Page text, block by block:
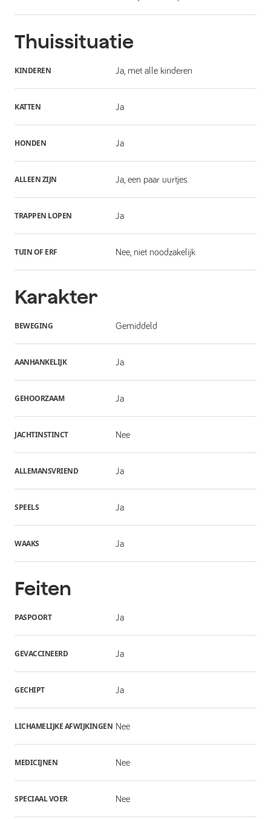
Thuissituatie
KINDEREN Ja, met alle kinderen
KATTEN Ja
HONDEN Ja
ALLEEN ZIJN Ja, een paar uurtjes
TRAPPEN LOPEN Ja
TUIN OF ERF Nee, niet noodzakelijk
Karakter
BEWEGING Gemiddeld
AANHANKELIJK Ja
GEHOORZAAM Ja
JACHTINSTINCT Nee
ALLEMANSVRIEND Ja
SPEELS Ja
WAAKS Ja
Feiten
PASPOORT Ja
GEVACCINEERD Ja
GECHIPT Ja
LICHAMELIJKE AFWIJKINGEN Nee
MEDICIJNEN Nee
SPECIAAL VOER Nee